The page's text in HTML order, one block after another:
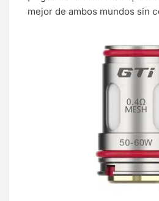
mejor de ambos mundos sin